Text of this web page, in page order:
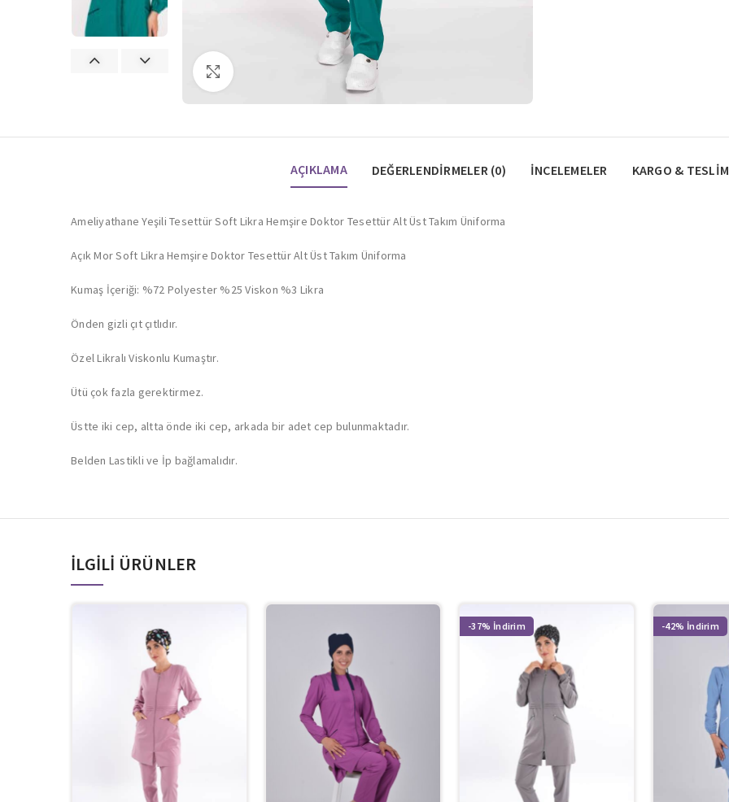
Büyütmek için tıklayın
AÇIKLAMA DEĞERLENDIRMELER (0) İNCELEMELER KARGO &
Ameliyathane Yeşili Tesettür Soft Likra Hemşire Doktor Tesettür Alt Üst Takım Üniforma
Açık Mor Soft Likra Hemşire Doktor Tesettür Alt Üst Takım Üniforma
Kumaş İçeriği: %72 Polyester %25 Viskon %3 Likra
Önden gizli çıt çıtlıdır.
Özel Likralı Viskonlu Kumaştır.
Ütü çok fazla gerektirmez.
Üstte iki cep, altta önde iki cep, arkada bir adet cep bulunmaktadır.
Belden Lastikli ve İp bağlamalıdır.
İLGILI ÜRÜNLER
-37% -42%